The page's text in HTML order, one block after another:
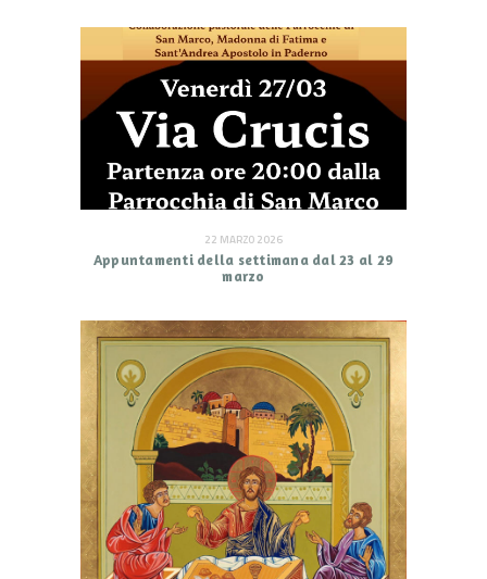
22 MARZO 2026
Appuntamenti della settimana dal 23 al 29
marzo